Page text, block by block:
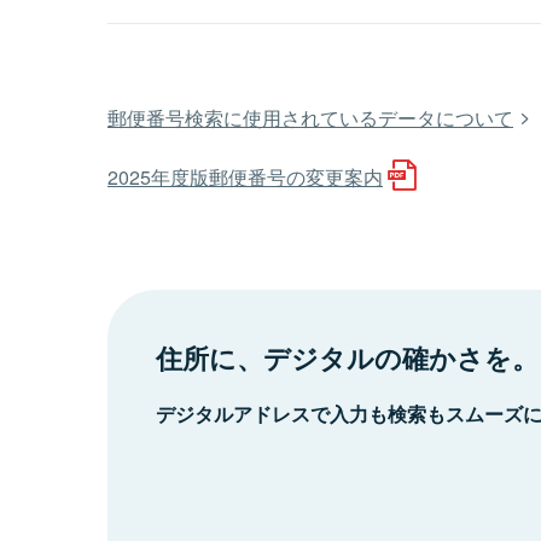
郵便番号検索に使用されているデータについて
2025年度版郵便番号の変更案内
住所に、デジタルの確かさを。
デジタルアドレスで入力も検索もスムーズ